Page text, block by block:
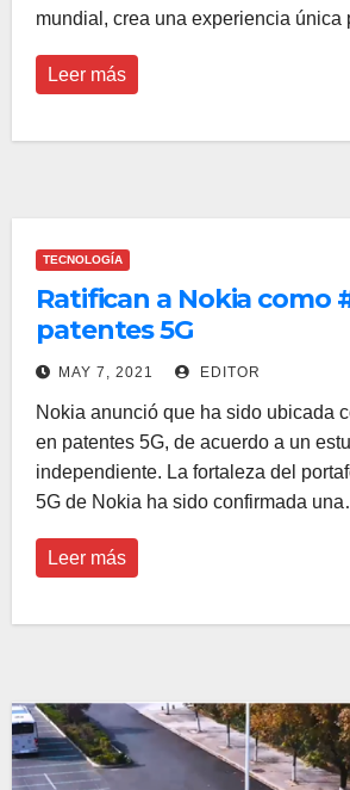
mundial, crea una experiencia
Leer más
TECNOLOGÍA
Ratifican a Nokia como
patentes 5G
MAY 7, 2021 EDITOR
Nokia anunció que ha sido ubicada
en patentes 5G, de acuerdo a un
independiente. La fortaleza del
5G de Nokia ha sido confirmada
Leer más